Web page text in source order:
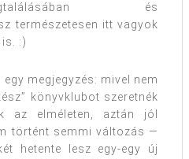
és
természetesen itt vagyok
:)
megjegyzés: mivel nem
könyvklubot szeretnék
az elméleten, aztán jól
történt semmi változás —
hetente lesz egy-egy új